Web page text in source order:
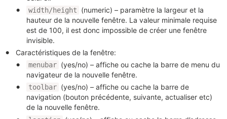
width/height
(numeric) – paramètre la largeur et la
hauteur de la nouvelle fenêtre. La valeur minimale requise
est de 100, il est donc impossible de créer une fenêtre
invisible.
Caractéristiques de la fenêtre:
menubar (yes/no) – affiche ou cache la barre de menu du
navigateur de la nouvelle fenêtre.
toolbar (yes/no) – affiche ou cache la barre de
navigation (bouton précédente, suivante, actualiser etc)
de la nouvelle fenêtre.